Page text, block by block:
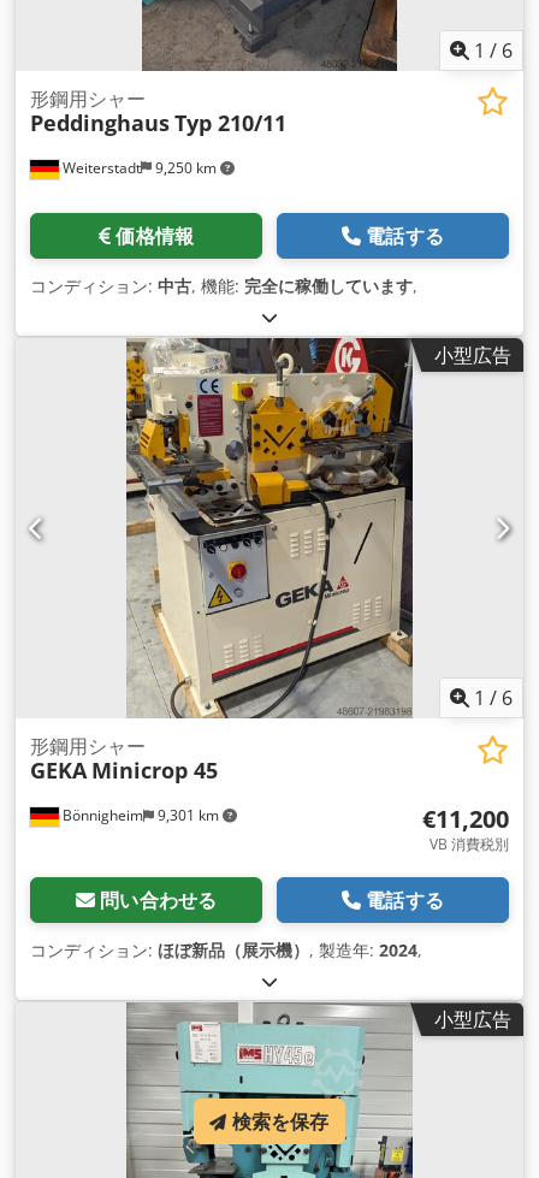
1 / 6
Weiterstadt 9,250 km
形鋼用シャー
PeddinghausTyp 210/11
価格情報 電話する
コンディション: 中古, 機能: 完全に稼働しています,
小型広告
1 / 6
Bönnigheim 9,301 km
形鋼用シャー
GEKA Minicrop 45
€11,200
VB 消費税別
問い合わせる 電話する
コンディション: ほぼ新品（展示機） , 製造年: 2024,
小型広告
検索を保存